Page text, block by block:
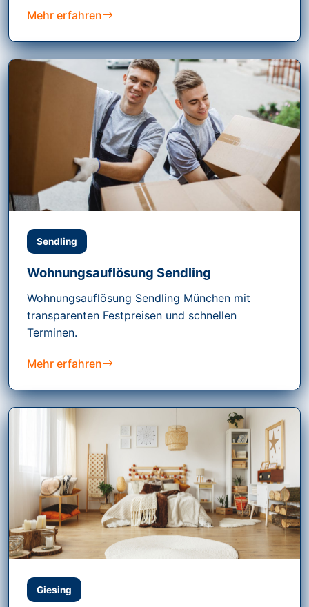
Mehr erfahren
Sendling
Wohnungsauflösung Sendling
Wohnungsauflösung Sendling München mit
transparenten Festpreisen und schnellen
Terminen.
Mehr erfahren
Giesing